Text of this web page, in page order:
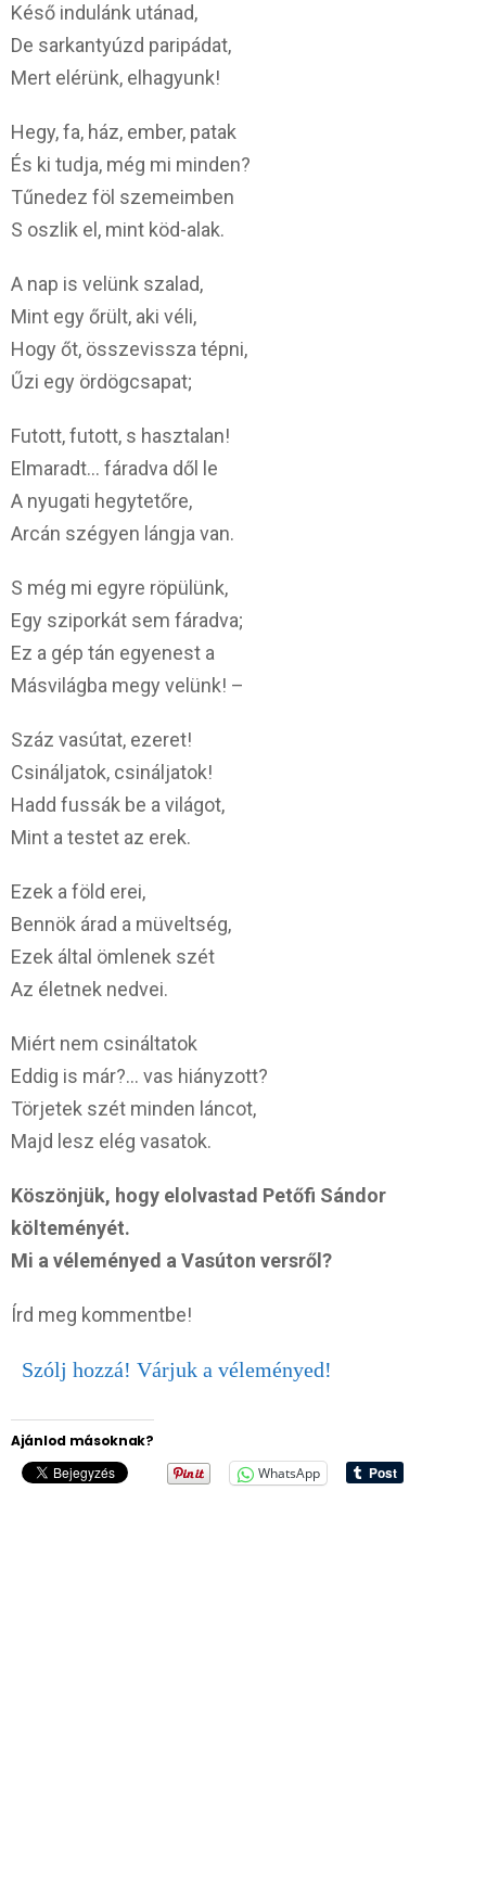
Késő indulánk utánad,
De sarkantyúzd paripádat,
Mert elérünk, elhagyunk!
Hegy, fa, ház, ember, patak
És ki tudja, még mi minden?
Tűnedez föl szemeimben
S oszlik el, mint köd-alak.
A nap is velünk szalad,
Mint egy őrült, aki véli,
Hogy őt, összevissza tépni,
Űzi egy ördögcsapat;
Futott, futott, s hasztalan!
Elmaradt… fáradva dől le
A nyugati hegytetőre,
Arcán szégyen lángja van.
S még mi egyre röpülünk,
Egy sziporkát sem fáradva;
Ez a gép tán egyenest a
Másvilágba megy velünk! –
Száz vasútat, ezeret!
Csináljatok, csináljatok!
Hadd fussák be a világot,
Mint a testet az erek.
Ezek a föld erei,
Bennök árad a müveltség,
Ezek által ömlenek szét
Az életnek nedvei.
Miért nem csináltatok
Eddig is már?… vas hiányzott?
Törjetek szét minden láncot,
Majd lesz elég vasatok.
Köszönjük, hogy elolvastad Petőfi Sándor
költeményét.
Mi a véleményed a Vasúton versről?
Írd meg kommentbe!
Szólj hozzá! Várjuk a véleményed!
Ajánlod másoknak?
WhatsApp